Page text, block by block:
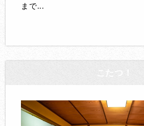
まで...
こたつ！